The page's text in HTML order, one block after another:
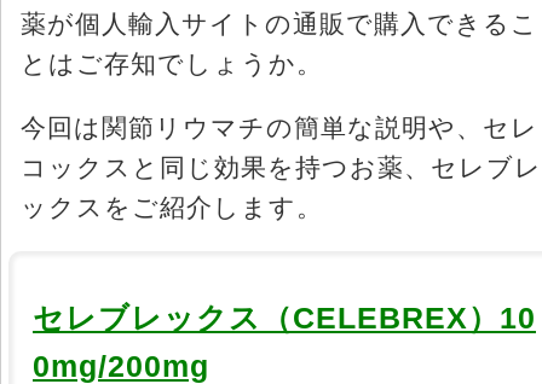
薬が個人輸入サイトの通販で購入できるこ
とはご存知でしょうか。
今回は関節リウマチの簡単な説明や、セレ
コックスと同じ効果を持つお薬、セレブレ
ックスをご紹介します。
セレブレックス（CELEBREX）10
0mg/200mg